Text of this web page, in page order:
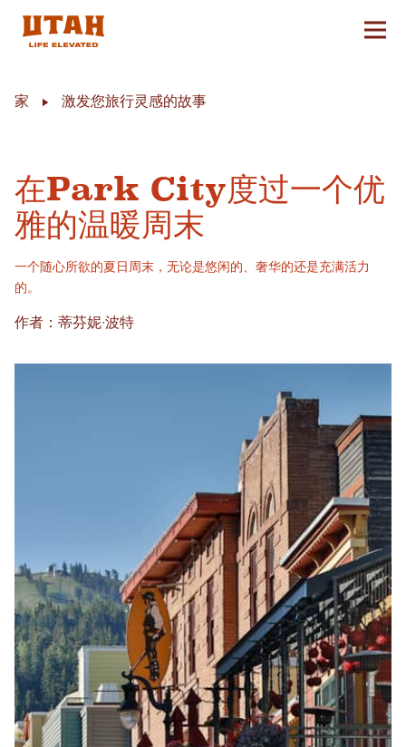
切换
家 激发您旅行灵感的故事
在Park City度过一个优
雅的温暖周末
一个随心所欲的夏日周末，无论是悠闲的、奢华的还是充满活力
的。
作者：蒂芬妮·波特